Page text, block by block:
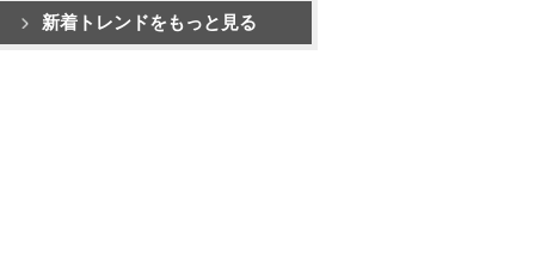
新着トレンドをもっと見る